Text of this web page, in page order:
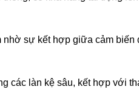
nhờ sự kết hợp giữa cảm biến
các làn kệ sâu, kết hợp với